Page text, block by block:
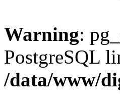
Warning:
PostgreSQL
/data/www/